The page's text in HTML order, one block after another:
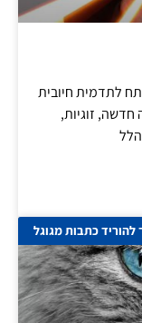
לתדמית חיובית
זוגיות,
הלל
להוריד כתבות מגוגל